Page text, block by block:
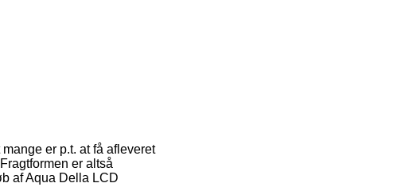
er p.t. at få afleveret
er altså
af Aqua Della LCD